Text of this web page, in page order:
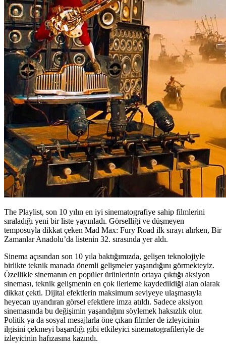
The Playlist, son 10 yılın en iyi sinematografiye sahip filmlerini
sıraladığı yeni bir liste yayınladı. Görselliği ve düşmeyen
temposuyla dikkat çeken Mad Max: Fury Road ilk sırayı alırken, Bir
Zamanlar Anadolu’da listenin 32. sırasında yer aldı.
Sinema açısından son 10 yıla baktığımızda, gelişen teknolojiyle
birlikte teknik manada önemli gelişmeler yaşandığını görmekteyiz.
Özellikle sinemanın en popüler ürünlerinin ortaya çıktığı aksiyon
sineması, teknik gelişmenin en çok ilerleme kaydedildiği alan olarak
dikkat çekti. Dijital efektlerin maksimum seviyeye ulaşmasıyla
heyecan uyandıran görsel efektlere imza atıldı. Sadece aksiyon
sinemasında bu değişimin yaşandığını söylemek haksızlık olur.
Politik ya da sosyal mesajlarla öne çıkan filmler de izleyicinin
ilgisini çekmeyi başardığı gibi etkileyici sinematografileriyle de
izleyicinin hafızasına kazındı.